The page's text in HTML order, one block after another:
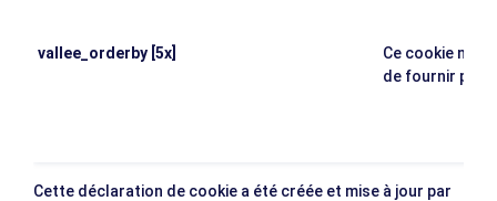
vallee_orderby [5x]
Ce cookie n'a
de fournir plus
Cette déclaration de cookie a été créée et mise à jour par